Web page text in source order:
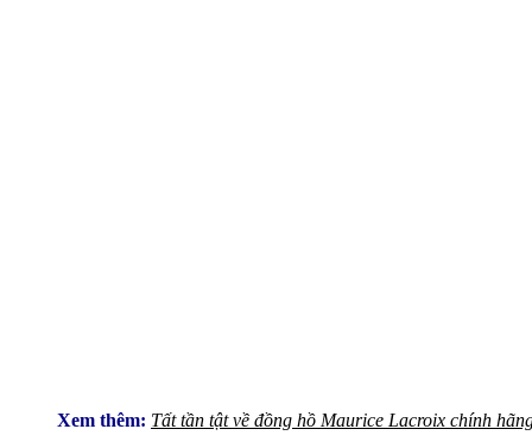
Xem thêm: Tất tần tật về đồng hồ Maurice Lacroix chính